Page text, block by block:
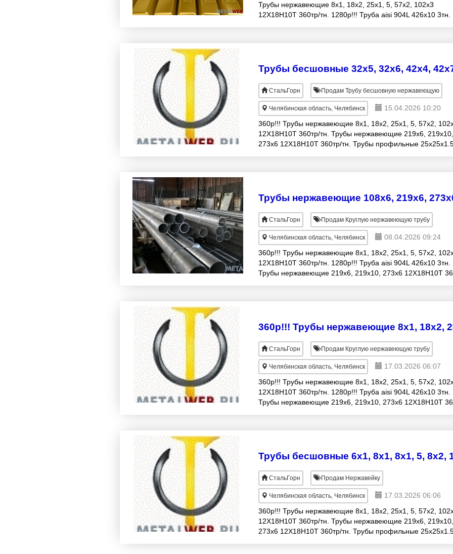
Трубы нержавеющие 8х1, 18х2, 25х1, 5, 57х2, 102х3
12Х18Н10Т 360тр/тн. 1280р!!! Труба aisi 904L 426х10 3тн.
СтальГорн Продам Трубу бесшовную нержавеющую
Челябинская область, Челябинск
15.04.2026 10:20
360р!!! Трубы нержавеющие 8х1, 18х2, 25х1, 5, 57х2,
12Х18Н10Т 360тр/тн. Трубы нержавеющие 219х6, 219х10,
273х6 12Х18Н10Т 360тр/тн. Трубы профильные
СтальГорн Продам Круглую нержавеющую трубу
Челябинская область, Челябинск
08.04.2026 09:24
360р!!! Трубы нержавеющие 8х1, 18х2, 25х1, 5, 57х2,
12Х18Н10Т 360тр/тн. 1280р!!! Труба aisi 904L 426х10 3тн.
Трубы нержавеющие 219х6, 219х10, 273х6 12Х18Н10Т
СтальГорн Продам Круглую нержавеющую трубу
Челябинская область, Челябинск
17.03.2026 06:07
360р!!! Трубы нержавеющие 8х1, 18х2, 25х1, 5, 57х2,
12Х18Н10Т 360тр/тн. 1280р!!! Труба aisi 904L 426х10 3тн.
Трубы нержавеющие 219х6, 219х10, 273х6 12Х18Н10Т
СтальГорн Продам Нержавейку
Челябинская область, Челябинск
17.03.2026 06:06
360р!!! Трубы нержавеющие 8х1, 18х2, 25х1, 5, 57х2,
12Х18Н10Т 360тр/тн. Трубы нержавеющие 219х6, 219х10,
273х6 12Х18Н10Т 360тр/тн. Трубы профильные